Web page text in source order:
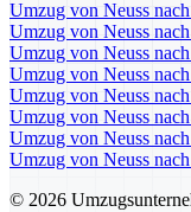
Umzug von Neuss
Umzug von Neuss
Umzug von Neuss
Umzug von Neuss nach
Umzug von Neuss
Umzug von Neuss
Umzug von Neuss
Umzug von Neuss
© 2026